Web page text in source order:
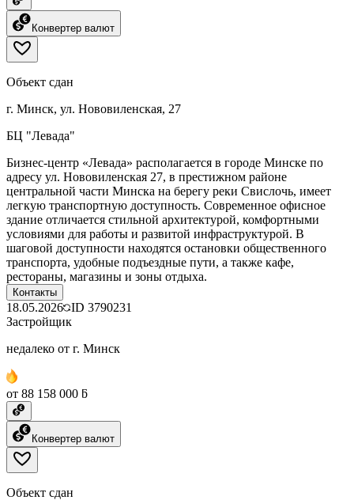
Конвертер валют
Объект сдан
г. Минск, ул. Нововиленская, 27
БЦ "Левада"
Бизнес-центр «Левада» располагается в городе Минске по
адресу ул. Нововиленская 27, в престижном районе
центральной части Минска на берегу реки Свислочь, имеет
легкую транспортную доступность. Современное офисное
здание отличается стильной архитектурой, комфортными
условиями для работы и развитой инфраструктурой. В
шаговой доступности находятся остановки общественного
транспорта, удобные подъездные пути, а также кафе,
рестораны, магазины и зоны отдыха.
Контакты
18.05.2026 ID 3790231
Застройщик
недалеко от г. Минск
от 88 158 000 ƃ
Конвертер валют
Объект сдан